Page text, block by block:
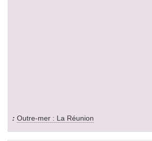
Outre-mer : La Réunion